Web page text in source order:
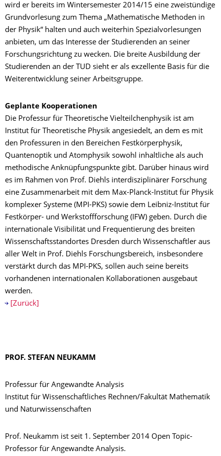
wird er bereits im Wintersemester 2014/15 eine zweistündige
Grundvorlesung zum Thema „Mathematische Methoden in
der Physik“ halten und auch weiterhin Spezialvorlesungen
anbieten, um das Interesse der Studierenden an seiner
Forschungsrichtung zu wecken. Die breite Ausbildung der
Studierenden an der TUD sieht er als exzellente Basis für die
Weiterentwicklung seiner Arbeitsgruppe.
Geplante Kooperationen
Die Professur für Theoretische Vielteilchenphysik ist am
Institut für Theoretische Physik angesiedelt, an dem es mit
den Professuren in den Bereichen Festkörperphysik,
Quantenoptik und Atomphysik sowohl inhaltliche als auch
methodische Anknüpfungspunkte gibt. Darüber hinaus wird
es im Rahmen von Prof. Diehls interdisziplinärer Forschung
eine Zusammenarbeit mit dem Max-Planck-Institut für Physik
komplexer Systeme (MPI-PKS) sowie dem Leibniz-Institut für
Festkörper- und Werkstoffforschung (IFW) geben. Durch die
internationale Visibilität und Frequentierung des breiten
Wissenschaftsstandortes Dresden durch Wissenschaftler aus
aller Welt in Prof. Diehls Forschungsbereich, insbesondere
verstärkt durch das MPI-PKS, sollen auch seine bereits
vorhandenen internationalen Kollaborationen ausgebaut
werden.
[Zurück]
PROF. STEFAN NEUKAMM
Professur für Angewandte Analysis
Institut für Wissenschaftliches Rechnen/Fakultät Mathematik
und Naturwissenschaften
Prof. Neukamm ist seit 1. September 2014 Open Topic-
Professor für Angewandte Analysis.